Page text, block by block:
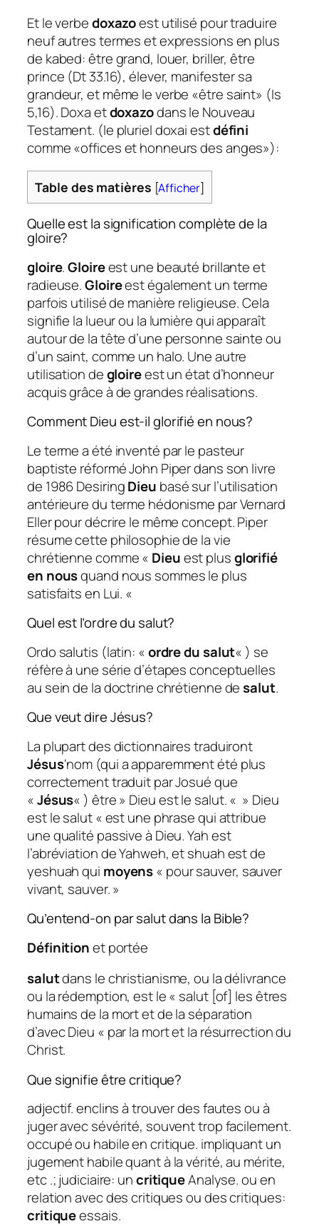
Et le verbedoxazoest utilisé pour traduire
neuf autres termes et expressions en plus
de kabed: être grand, louer, briller, être
prince (Dt 33.16), élever, manifester sa
grandeur, et même le verbe «être saint» (Is
5,16). Doxa etdoxazodans le Nouveau
Testament. (le pluriel doxai estdéfini
comme «offices et honneurs des anges»):
Table des matières [Afficher]
Quelle est la signification complète de la
gloire?
gloire.Gloireest une beauté brillante et
radieuse.Gloireest également un terme
parfois utilisé de manière religieuse. Cela
signifie la lueur ou la lumière qui apparaît
autour de la tête d’une personne sainte ou
d’un saint, comme un halo. Une autre
utilisation degloireest un état d’honneur
acquis grâce à de grandes réalisations.
Comment Dieu est-il glorifié en nous?
Le terme a été inventé par le pasteur
baptiste réformé John Piper dans son livre
de 1986 DesiringDieu basé sur l’utilisation
antérieure du terme hédonisme par Vernard
Eller pour décrire le même concept. Piper
résume cette philosophie de la vie
chrétienne comme « Dieuest plusglorifié
en nousquand nous sommes le plus
satisfaits en Lui. «
Quel est l’ordre du salut?
Ordo salutis (latin: «ordre du salut« ) se
réfère à une série d’étapes conceptuelles
au sein de la doctrine chrétienne desalut.
Que veut dire Jésus?
La plupart des dictionnaires traduiront
Jésus‘nom (qui a apparemment été plus
correctement traduit par Josué que
«Jésus« ) être » Dieu est le salut. « » Dieu
est le salut « est une phrase qui attribue
une qualité passive à Dieu. Yah est
l’abréviation de Yahweh, et shuah est de
yeshuah qui moyens« pour sauver, sauver
vivant, sauver. »
Qu’entend-on par salut dans la Bible?
Définitionet portée
salutdans le christianisme, ou la délivrance
ou la rédemption, est le « salut [of] les êtres
humains de la mort et de la séparation
d’avec Dieu « par la mort et la résurrection du
Christ.
Que signifie être critique?
adjectif. enclins à trouver des fautes ou à
juger avec sévérité, souvent trop facilement.
occupé ou habile en critique. impliquant un
jugement habile quant à la vérité, au mérite,
etc .; judiciaire: uncritiqueAnalyse. ou en
relation avec des critiques ou des critiques:
critiqueessais.